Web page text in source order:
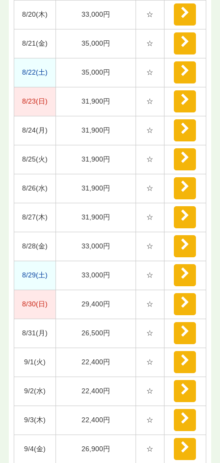
8/20(木) 33,000円 ☆
8/21(金) 35,000円 ☆
8/22(土) 35,000円 ☆
8/23(日) 31,900円 ☆
8/24(月) 31,900円 ☆
8/25(火) 31,900円 ☆
8/26(水) 31,900円 ☆
8/27(木) 31,900円 ☆
8/28(金) 33,000円 ☆
8/29(土) 33,000円 ☆
8/30(日) 29,400円 ☆
8/31(月) 26,500円 ☆
9/1(火) 22,400円 ☆
9/2(水) 22,400円 ☆
9/3(木) 22,400円 ☆
9/4(金) 26,900円 ☆